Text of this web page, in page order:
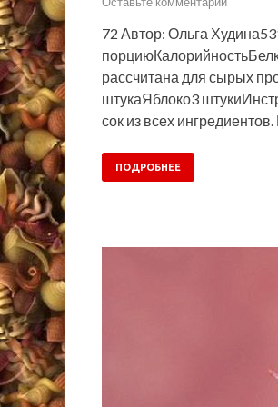
72 Автор: Ольга
рассчитана для сырых
штукаЯблоко3
сок из всех
ПОДРОБНЕЕ